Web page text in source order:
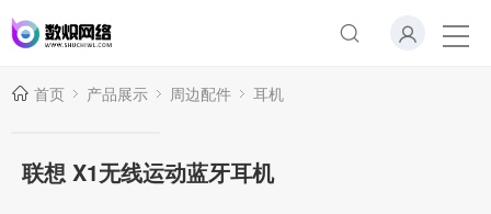
首页 产品展示 周边配件 耳机
联想 X1无线运动蓝牙耳机